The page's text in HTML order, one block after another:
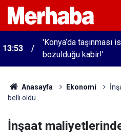
13:53
'Konya’da
bozulduğu kabir!'
Anasayfa Ekonomi
belli oldu
İnşaat